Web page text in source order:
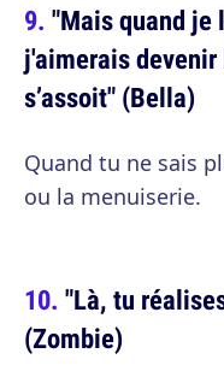
"Mais quand je
j'aimerais
s’assoit" (Bella)
Quand tu ne sais
ou la menuiserie.
"Là, tu
(Zombie)